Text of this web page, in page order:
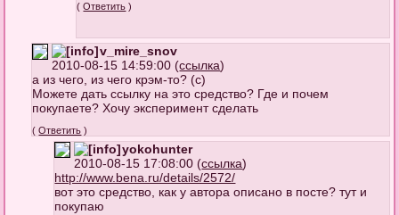
(Ответить )
v_mire_snov
2010-08-15 14:59:00 (ссылка)
а из чего, из чего крэм-то? (с)
Можете дать ссылку на это средство? Где и почем
покупаете? Хочу эксперимент сделать
(Ответить )
yokohunter
2010-08-15 17:08:00 (ссылка)
http://www.bena.ru/details/2572/
вот это средство, как у автора описано в посте? тут и
покупаю